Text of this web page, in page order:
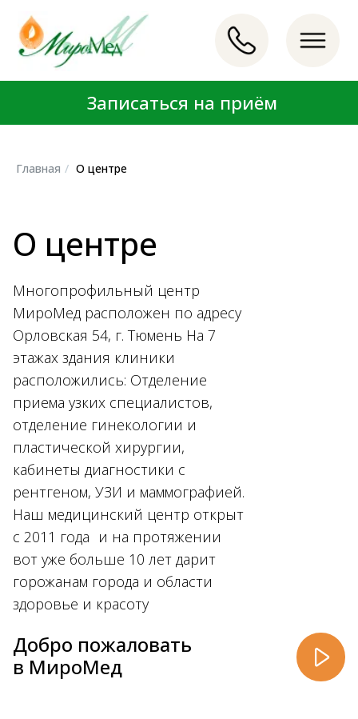
Записаться на приём
Главная / О центре
О центре
Многопрофильный центр
МироМед расположен по адресу
Орловская 54, г. Тюмень На 7
этажах здания клиники
расположились: Отделение
приема узких специалистов,
отделение гинекологии и
пластической хирургии,
кабинеты диагностики с
рентгеном, УЗИ и маммографией.
Наш медицинский центр открыт
с 2011 года и на протяжении
вот уже больше 10 лет дарит
горожанам города и области
здоровье и красоту
Добро пожаловать
в МироМед